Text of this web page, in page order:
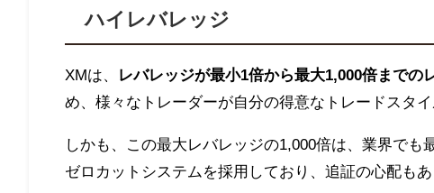
ハイレバレッジ
XMは、 レバレッジが最小1倍から最大1,000倍までの
め、様々なトレーダーが自分の得意なトレードスタ
しかも、この最大レバレッジの1,000倍は、業界でも
ゼロカットシステムを採用しており、追証の心配もあ